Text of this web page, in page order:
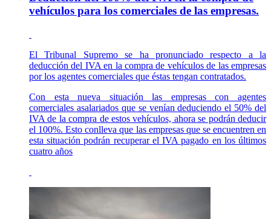
vehículos para los comerciales de las empresas.
El Tribunal Supremo se ha pronunciado respecto a la
deducción del IVA en la compra de vehículos de las empresas
por los agentes comerciales que éstas tengan contratados.
Con esta nueva situación las empresas con agentes
comerciales asalariados que se venían deduciendo el 50% del
IVA de la compra de estos vehículos, ahora se podrán deducir
el 100%. Esto conlleva que las empresas que se encuentren en
esta situación podrán recuperar el IVA pagado en los últimos
cuatro años